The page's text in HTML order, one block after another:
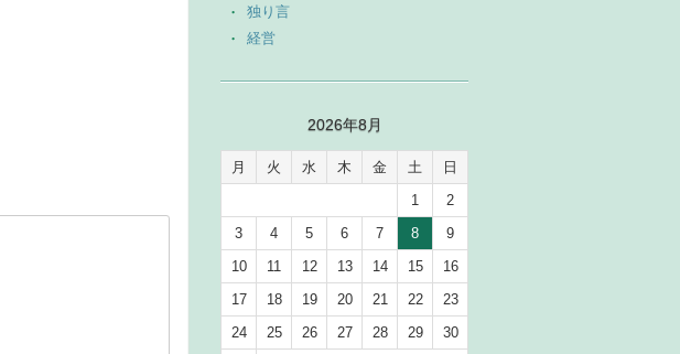
独り言
経営
2026年8月
月 火 水 木 金 土
日
1
2
3
4 5 6 7 8
9
10
11 12 13 14 15
16
17
18 19 20 21 22
23
24
25 26 27 28 29
30